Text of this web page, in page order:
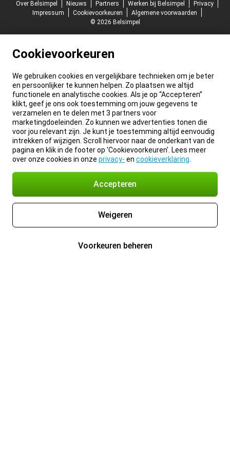
Over Belsimpel
Nieuws Partners Werken bij Belsimpel
Privacy
Impressum
Cookievoorkeuren
Algemene voorwaarden
© 2026 Belsimpel
Cookievoorkeuren
We gebruiken cookies en vergelijkbare technieken om je beter
en persoonlijker te kunnen helpen. Zo plaatsen we altijd
functionele en analytische cookies. Als je op “Accepteren”
klikt, geef je ons ook toestemming om jouw gegevens te
verzamelen en te delen met 3 partners voor
marketingdoeleinden. Zo kunnen we advertenties tonen die
voor jou relevant zijn. Je kunt je toestemming altijd eenvoudig
intrekken of wijzigen. Scroll hiervoor naar de onderkant van de
pagina en klik in de footer op 'Cookievoorkeuren'. Lees meer
over onze cookies in onze privacy- en cookieverklaring
Accepteren
Weigeren
Voorkeuren beheren